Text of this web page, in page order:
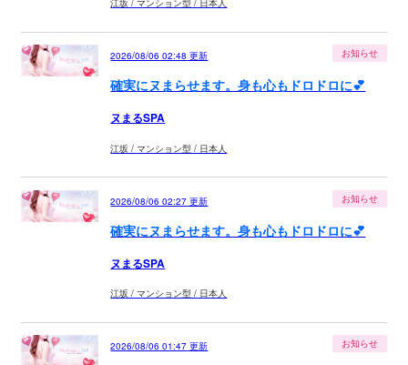
江坂 / マンション型 / 日本人
お知らせ
2026/08/06 02:48 更新
確実にヌまらせます。身も心もドロドロに💕
ヌまるSPA
江坂 / マンション型 / 日本人
お知らせ
2026/08/06 02:27 更新
確実にヌまらせます。身も心もドロドロに💕
ヌまるSPA
江坂 / マンション型 / 日本人
お知らせ
2026/08/06 01:47 更新